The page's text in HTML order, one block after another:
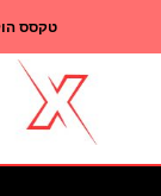
טקסס